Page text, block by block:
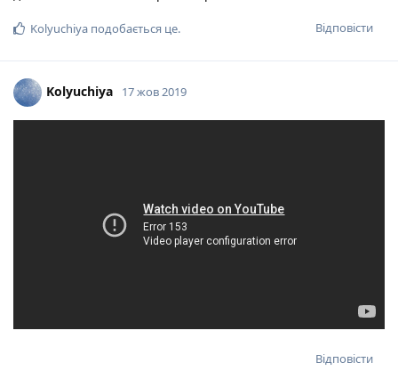
Відповісти
Kolyuchiya подобається це.
Kolyuchiya 17 жов 2019
Відповісти